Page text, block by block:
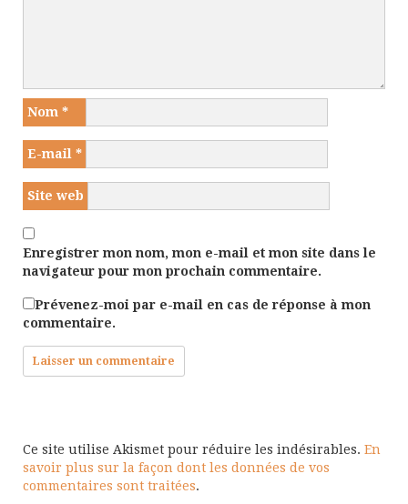
Nom *
E-mail *
Site web
Enregistrer mon nom, mon e-mail et mon site dans le
navigateur pour mon prochain commentaire.
Prévenez-moi par e-mail en cas de réponse à mon
commentaire.
Ce site utilise Akismet pour réduire les indésirables. En
savoir plus sur la façon dont les données de vos
commentaires sont traitées.